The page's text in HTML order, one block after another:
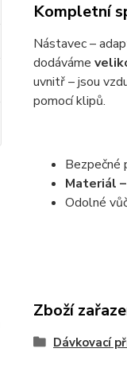
Kompletní
Nástavec –
dodáváme
uvnitř – jsou
pomocí klipů.
Bezpečné
Materiál
Odolné
Zboží
Dávkovací